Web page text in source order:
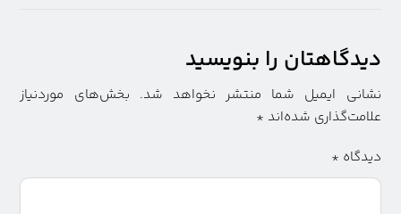
دیدگاهتان را بنویسید
نشانی ایمیل شما منتشر نخواهد شد. بخش‌های موردنیاز
علامت‌گذاری شده‌اند *
دیدگاه *